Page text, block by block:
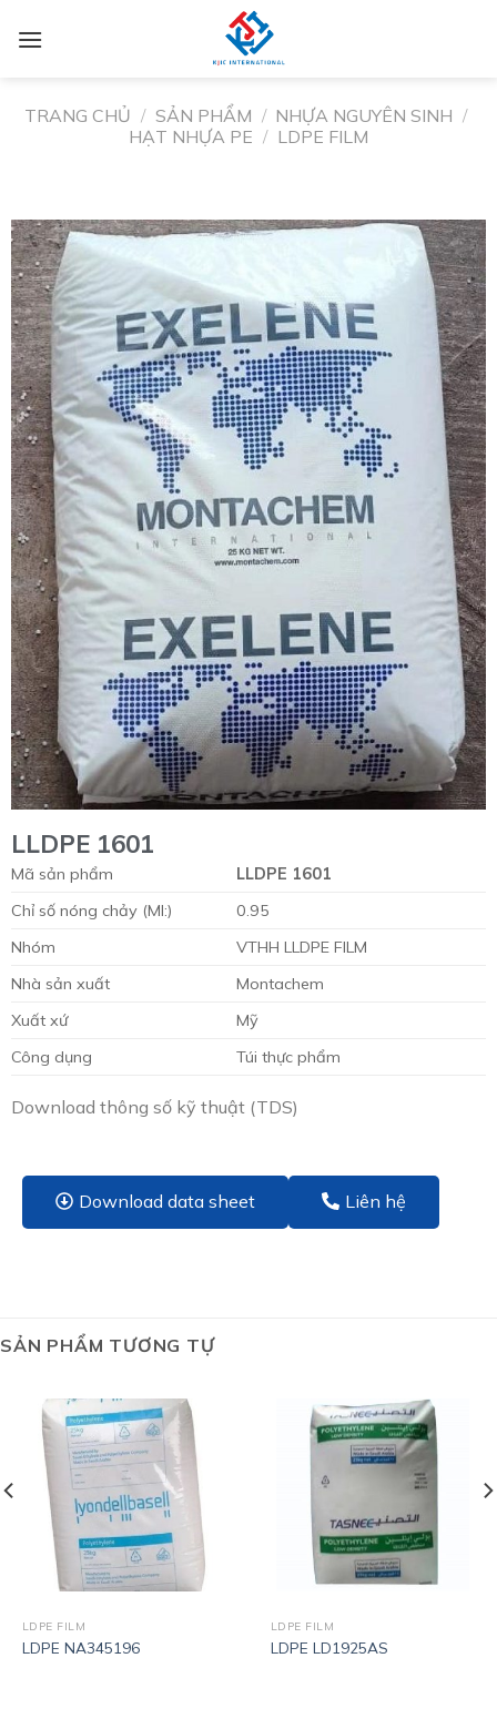
TRANG CHỦ / SẢN PHẨM / NHỰA NGUYÊN SINH /
HẠT NHỰA PE / LDPE FILM
LLDPE 1601
Mã sản phẩm
LLDPE 1601
Chỉ số nóng chảy (MI:)
0.95
Nhóm
VTHH LLDPE FILM
Nhà sản xuất
Montachem
Xuất xứ
Mỹ
Công dụng
Túi thực phẩm
Download thông số kỹ thuật (TDS)
Download data sheet Liên hệ
SẢN PHẨM TƯƠNG TỰ
LDPE FILM
LDPE NA345196
LDPE FILM
LDPE LD1925AS